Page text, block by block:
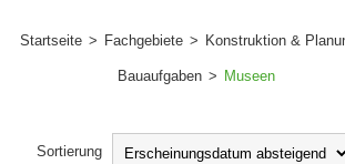
Startseite > Fachgebiete > Konstruktion &
Bauaufgaben > Museen
Sortierung